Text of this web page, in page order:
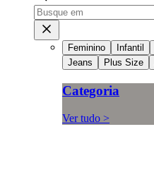
Feminino Infantil
Jeans
Plus Size
Categoria
Ver tudo >